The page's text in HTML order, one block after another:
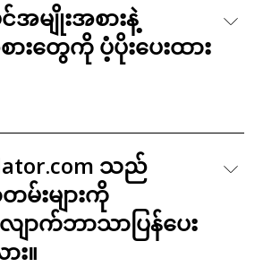
မျိုးအစားနဲ့
တွေကို ပံ့ပိုးပေးထား
သည်
မ်းများကို
ာက်ဘာသာပြန်ပေး
း။